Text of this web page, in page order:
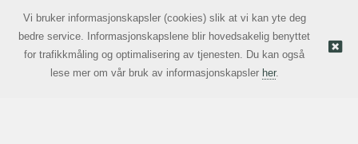
© Lascentrum Norge AS |Nettbutikk levert av Kréatif
Vi bruker informasjonskapsler (cookies) slik at vi kan yte deg
bedre service. Informasjonskapslene blir hovedsakelig benyttet
for trafikkmåling og optimalisering av tjenesten. Du kan også
lese mer om vår bruk av informasjonskapsler her.